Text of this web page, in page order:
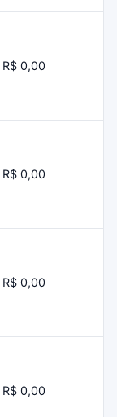
R$ 0,00
R$ 0,00
R$ 0,00
R$ 0,00